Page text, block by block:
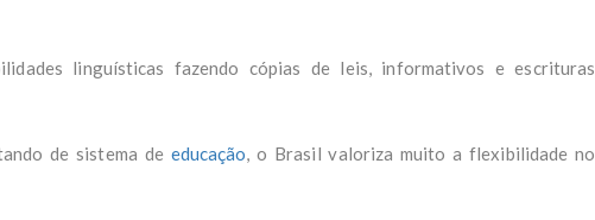
linguísticas fazendo cópias de leis, informativos e escrituras
de sistema de educação, o Brasil valoriza muito a flexibilidade no